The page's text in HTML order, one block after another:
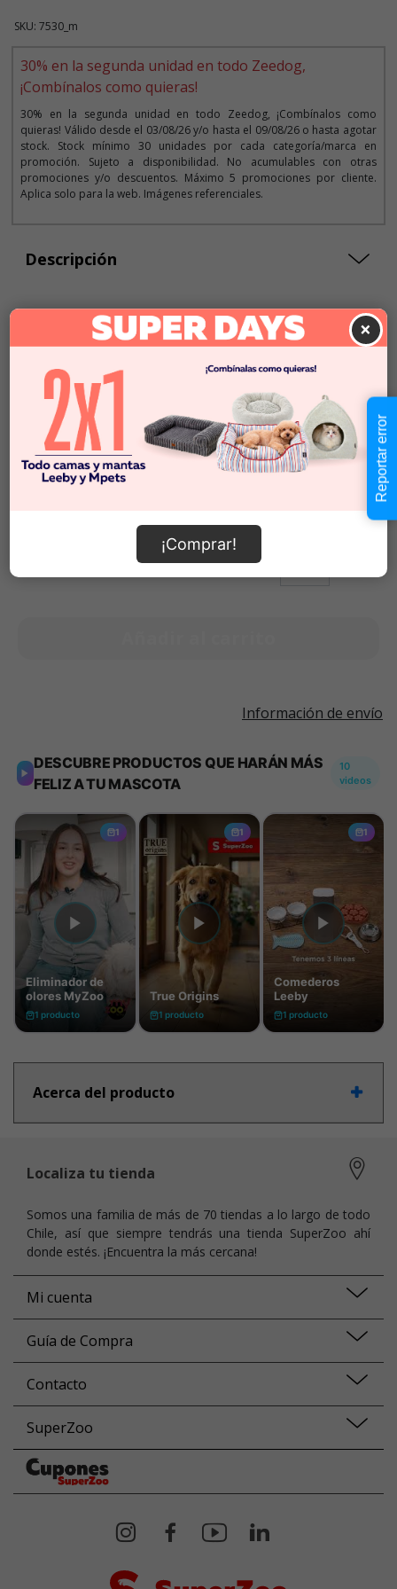
SKU: 7530_m
30% en la segunda unidad en todo Zeedog,
¡Combínalos como quieras!
30% en la segunda unidad en todo Zeedog, ¡Combínalos como
quieras! Válido desde el 03/08/26 y/o hasta el 09/08/26 o hasta agotar
stock. Stock mínimo 30 unidades por cada categoría/marca en
promoción. Sujeto a disponibilidad. No acumulables con otras
promociones y/o descuentos. Máximo 5 promociones por cliente.
Aplica solo para la web. Imágenes referenciales.
Descripción
Seleccionar Formato
Talla XS
$18.990
Talla S
$22.990
Talla M
$29.990
Talla L
$31.990
-
$31.990
Selecciona una opción para ver
Información de envío
Acerca del producto
×
¡Comprar!
Localiza tu tienda
Somos una familia de más de 70 tiendas a lo largo de todo
Chile, así que siempre tendrás una tienda SuperZoo ahí
donde estés. ¡Encuentra la más cercana!
Mi cuenta
Guía de Compra
Contacto
SuperZoo
Reportar error